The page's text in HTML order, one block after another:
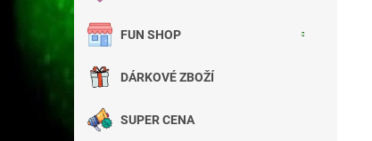
FUN SHOP
DÁRKOVÉ ZBOŽÍ
SUPER CENA